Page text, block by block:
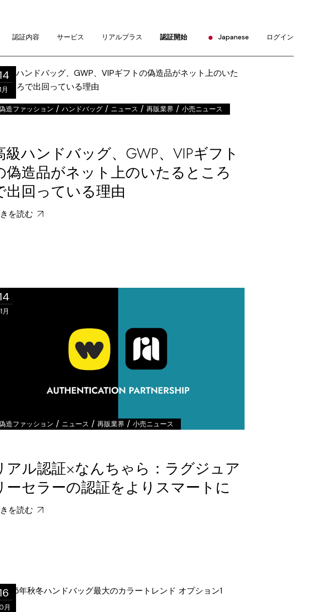
・ガイドライン
て
認証内容 サービス リアルプラス 認証開始 Japanese
English
Chinese (China)
German
Hindi
ログイン
ガイドライン
Portuguese
Hindi
Spanish
1月
造ファッション /ハンドバッグ / ニュース /再販業界 /小売ニュース
級ハンドバッグ、GWP、VIPギフト
偽造品がネット上のいたるところ
出回っている理由
を読む
月
造ファッション / ニュース /再販業界 /小売ニュース
アル認証×なんちゃら：ラグジュア
ーセラーの認証をよりスマートに
を読む
月